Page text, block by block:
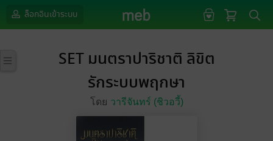
ล็อกอินเข้าระบบ
SET มนตราปาริชาติ ลิขิต
รักระบบพฤกษา
โดย วารีจันทร์ (ชิวอวี้)